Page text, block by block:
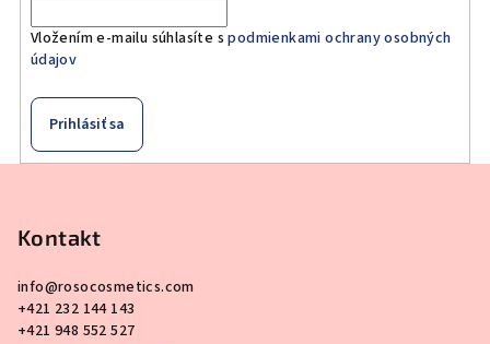
Vložením e-mailu súhlasíte spodmienkami ochrany osobných
údajov
Prihlásiť sa
Kontakt
info@rosocosmetics.com
+421 232 144 143
+421 948 552 527